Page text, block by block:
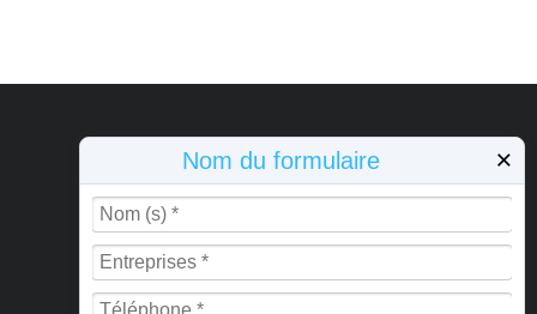
Nom du formulaire ×
BULLETIN
Si vous avez des questions ou avez besoin
de plus d'informations, veuillez nous